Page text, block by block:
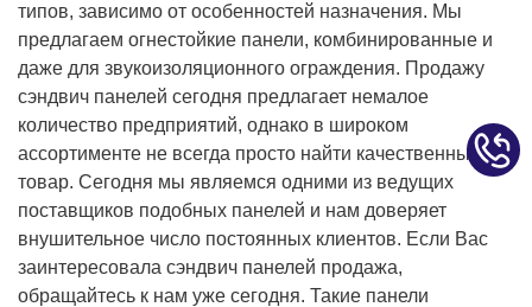
типов, зависимо от особенностей назначения. Мы
предлагаем огнестойкие панели, комбинированные и
даже для звукоизоляционного ограждения. Продажу
сэндвич панелей сегодня предлагает немалое
количество предприятий, однако в широком
ассортименте не всегда просто найти качественный
товар. Сегодня мы являемся одними из ведущих
поставщиков подобных панелей и нам доверяет
внушительное число постоянных клиентов. Если Вас
заинтересовала сэндвич панелей продажа,
обращайтесь к нам уже сегодня. Такие панели